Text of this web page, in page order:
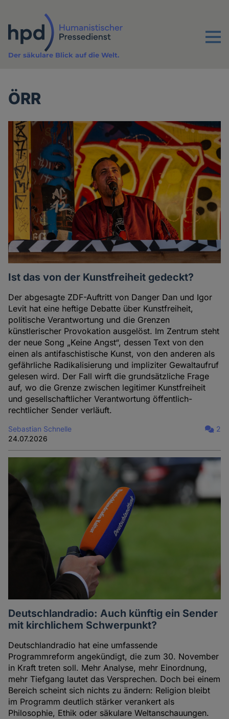
Inhalt
Menu
Der säkulare Blick auf die Welt.
ÖRR
Ist das von der Kunstfreiheit gedeckt?
Der abgesagte ZDF-Auftritt von Danger Dan und Igor
Levit hat eine heftige Debatte über Kunstfreiheit,
politische Verantwortung und die Grenzen
künstlerischer Provokation ausgelöst. Im Zentrum steht
der neue Song „Keine Angst“, dessen Text von den
einen als antifaschistische Kunst, von den anderen als
gefährliche Radikalisierung und impliziter Gewaltaufruf
gelesen wird. Der Fall wirft die grundsätzliche Frage
auf, wo die Grenze zwischen legitimer Kunstfreiheit
und gesellschaftlicher Verantwortung öffentlich-
rechtlicher Sender verläuft.
Sebastian Schnelle
24.07.2026
2
Deutschlandradio: Auch künftig ein Sender
mit kirchlichem Schwerpunkt?
Deutschlandradio hat eine umfassende
Programmreform angekündigt, die zum 30. November
in Kraft treten soll. Mehr Analyse, mehr Einordnung,
mehr Tiefgang lautet das Versprechen. Doch bei einem
Bereich scheint sich nichts zu ändern: Religion bleibt
im Programm deutlich stärker verankert als
Philosophie, Ethik oder säkulare Weltanschauungen.